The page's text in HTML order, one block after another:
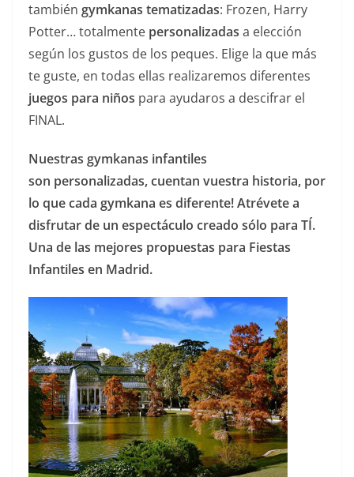
también gymkanas tematizadas: Frozen, Harry
Potter… totalmente personalizadas a elección
según los gustos de los peques. Elige la que más
te guste, en todas ellas realizaremos diferentes
juegos para niños para ayudaros a descifrar el
FINAL.
Nuestras gymkanas infantiles
son personalizadas, cuentan vuestra historia, por
lo que cada gymkana es diferente! Atrévete a
disfrutar de un espectáculo creado sólo para TÍ.
Una de las mejores propuestas para Fiestas
Infantiles en Madrid.